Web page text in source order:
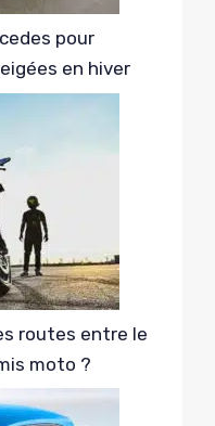
pour
en hiver
routes entre le
moto ?